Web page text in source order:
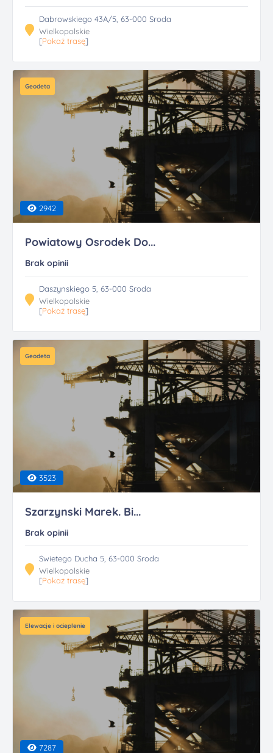
Dabrowskiego 43A/5, 63-000 Sroda
Wielkopolskie
[Pokaż trasę]
Geodeta
2942
Powiatowy Osrodek Do...
Brak opinii
Daszynskiego 5, 63-000 Sroda
Wielkopolskie
[Pokaż trasę]
Geodeta
3523
Szarzynski Marek. Bi...
Brak opinii
Swietego Ducha 5, 63-000 Sroda
Wielkopolskie
[Pokaż trasę]
Elewacje i ocieplenie
7287